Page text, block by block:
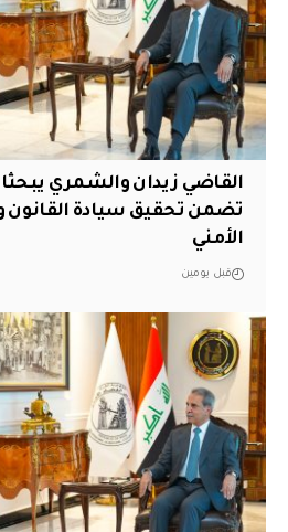
القاضي زيدان والشمري
تضمن تحقيق سيادة القانون
الأمني
قبل يومين